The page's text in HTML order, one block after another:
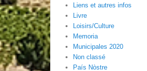
Liens et autres infos
Livre
Loisirs/Culture
Memoria
Municipales 2020
Non classé
País Nòstre